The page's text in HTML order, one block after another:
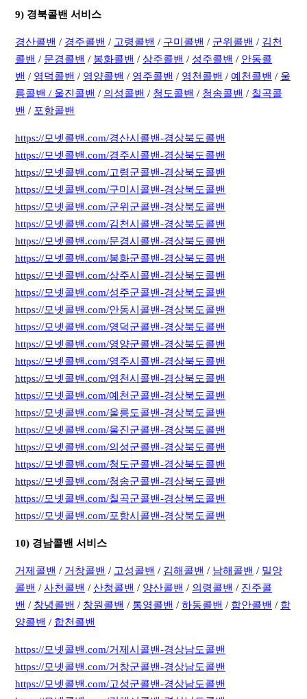
9) 경북콜밴 서비스
경산콜밴 / 경주콜밴 / 고령콜밴 / 구미콜밴 / 군위콜밴 / 김천
콜밴 / 문경콜밴 / 봉화콜밴 /상주콜밴 / 성주콜밴 / 안동콜
밴 / 영덕콜밴 / 영양콜밴 / 영주콜밴 / 영천콜밴 /예천콜밴 / 울
릉콜밴 / 울진콜밴 / 의성콜밴 / 청도콜밴 / 청송콜밴 / 칠곡콜
밴 / 포항콜밴
https://모넷콜밴.com/경산시콜밴-경상북도콜밴
https://모넷콜밴.com/경주시콜밴-경상북도콜밴
https://모넷콜밴.com/고령군콜밴-경상북도콜밴
https://모넷콜밴.com/구미시콜밴-경상북도콜밴
https://모넷콜밴.com/군위군콜밴-경상북도콜밴
https://모넷콜밴.com/김천시콜밴-경상북도콜밴
https://모넷콜밴.com/문경시콜밴-경상북도콜밴
https://모넷콜밴.com/봉화군콜밴-경상북도콜밴
https://모넷콜밴.com/상주시콜밴-경상북도콜밴
https://모넷콜밴.com/성주군콜밴-경상북도콜밴
https://모넷콜밴.com/안동시콜밴-경상북도콜밴
https://모넷콜밴.com/영덕군콜밴-경상북도콜밴
https://모넷콜밴.com/영양군콜밴-경상북도콜밴
https://모넷콜밴.com/영주시콜밴-경상북도콜밴
https://모넷콜밴.com/영천시콜밴-경상북도콜밴
https://모넷콜밴.com/예천군콜밴-경상북도콜밴
https://모넷콜밴.com/울릉도콜밴-경상북도콜밴
https://모넷콜밴.com/울진군콜밴-경상북도콜밴
https://모넷콜밴.com/의성군콜밴-경상북도콜밴
https://모넷콜밴.com/청도군콜밴-경상북도콜밴
https://모넷콜밴.com/청송군콜밴-경상북도콜밴
https://모넷콜밴.com/칠곡군콜밴-경상북도콜밴
https://모넷콜밴.com/포항시콜밴-경상북도콜밴
10) 경남콜밴 서비스
거제콜밴 / 거창콜밴 / 고성콜밴 / 김해콜밴 / 남해콜밴 / 밀양
콜밴 /사천콜밴 /산청콜밴 / 양산콜밴 / 의령콜밴 / 진주콜
밴 / 창녕콜밴 / 창원콜밴 / 통영콜밴 /하동콜밴 / 함안콜밴 / 함
양콜밴 / 합천콜밴
https://모넷콜밴.com/거제시콜밴-경상남도콜밴
https://모넷콜밴.com/거창군콜밴-경상남도콜밴
https://모넷콜밴.com/고성군콜밴-경상남도콜밴